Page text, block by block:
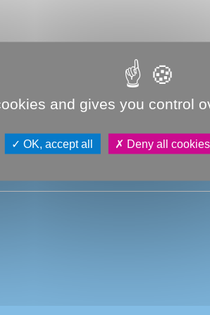
and gives you control
OK, accept all Deny all cookies